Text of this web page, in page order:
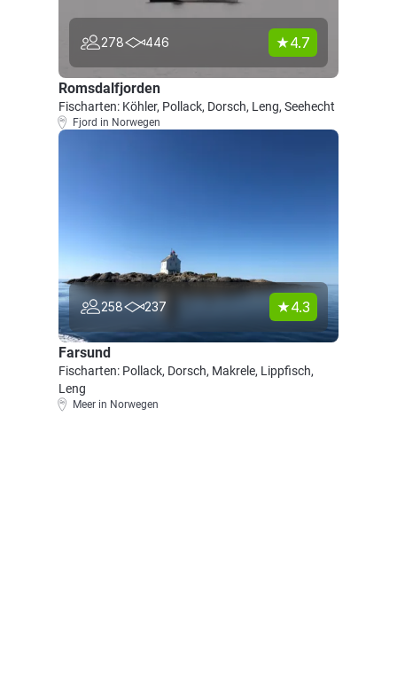
278 446 4.7
Romsdalfjorden
Fischarten: Köhler, Pollack, Dorsch, Leng, Seehecht
Fjord in Norwegen
258 237 4.3
Farsund
Fischarten: Pollack, Dorsch, Makrele, Lippfisch,
Leng
Meer in Norwegen